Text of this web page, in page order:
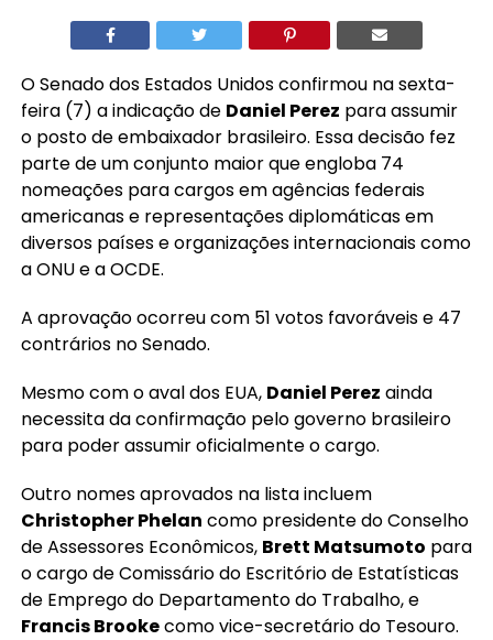
O Senado dos Estados Unidos confirmou na sexta-
feira (7) a indicação de Daniel Perez para assumir
o posto de embaixador brasileiro. Essa decisão fez
parte de um conjunto maior que engloba 74
nomeações para cargos em agências federais
americanas e representações diplomáticas em
diversos países e organizações internacionais como
a ONU e a OCDE.
A aprovação ocorreu com 51 votos favoráveis e 47
contrários no Senado.
Mesmo com o aval dos EUA, Daniel Perez ainda
necessita da confirmação pelo governo brasileiro
para poder assumir oficialmente o cargo.
Outro nomes aprovados na lista incluem
Christopher Phelan como presidente do Conselho
de Assessores Econômicos, Brett Matsumoto para
o cargo de Comissário do Escritório de Estatísticas
de Emprego do Departamento do Trabalho, e
Francis Brookecomo vice-secretário do Tesouro.